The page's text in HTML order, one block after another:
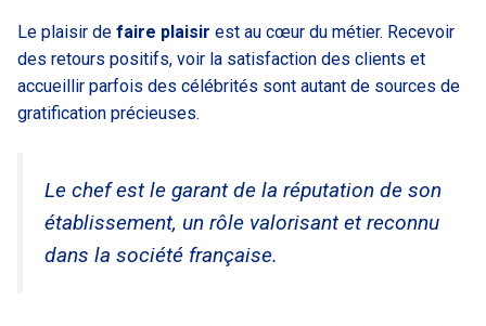
Le plaisir de faire plaisir est au cœur du métier. Recevoir
des retours positifs, voir la satisfaction des clients et
accueillir parfois des célébrités sont autant de sources de
gratification précieuses.
Le chef est le garant de la réputation de son
établissement, un rôle valorisant et reconnu
dans la société française.